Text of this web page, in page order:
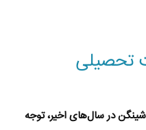
تحصیلی
در سال‌های اخیر، توجه